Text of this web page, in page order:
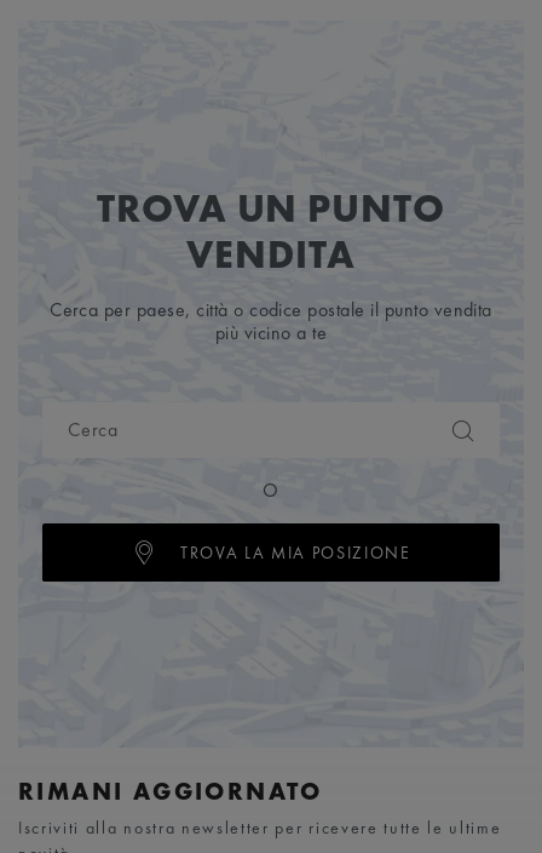
TROVA UN PUNTO
VENDITA
Cerca per paese, città o codice postale il punto vendita
più vicino a te
O
TROVA LA MIA POSIZIONE
RIMANI AGGIORNATO
Iscriviti alla nostra newsletter per ricevere tutte le ultime